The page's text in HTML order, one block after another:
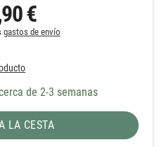
€
gastos de envío
de 2-3 semanas
LA CESTA